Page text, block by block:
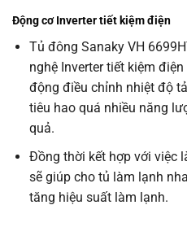
Động cơ Inverter tiết kiệm điện
Tủ đông Sanaky VH
nghệ Inverter tiết kiệm
động điều chỉnh nhiệt độ
tiêu hao quá nhiều năng
quả.
Đồng thời kết hợp với việc
sẽ giúp cho tủ làm lạnh
tăng hiệu suất làm lạnh.